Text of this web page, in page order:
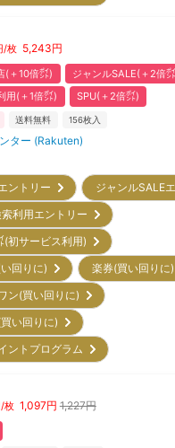
/枚 5,243円
(＋10倍㌽)
ジャンルSALE(＋2倍
用(＋1倍㌽)
SPU(＋2倍㌽)
送料無料 156枚入
ター (Rakuten)
ントリー
ジャンルSALE
索利用エントリー
(初サービス利用)
い回りに)
楽券(買い回り
ン(買い回りに)
買い回りに)
ントプログラム
枚 1,097円 1,227円